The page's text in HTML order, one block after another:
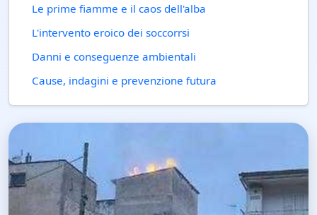
Le prime fiamme e il caos dell'alba
L'intervento eroico dei soccorrsi
Danni e conseguenze ambientali
Cause, indagini e prevenzione futura